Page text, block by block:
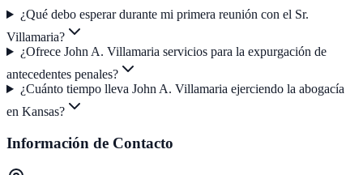
¿Qué debo esperar durante mi primera reunión con el Sr.
Villamaria?
¿Ofrece John A. Villamaria servicios para la expurgación de
antecedentes penales?
¿Cuánto tiempo lleva John A. Villamaria ejerciendo la abogacía
en Kansas?
Información de Contacto